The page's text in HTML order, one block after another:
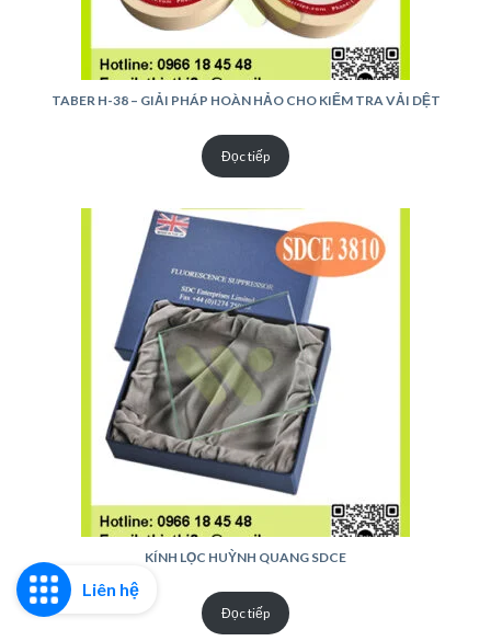
TABER H-38 – GIẢI PHÁP HOÀN HẢO CHO KIỂM TRA VẢI DỆT
Đọc tiếp
KÍNH LỌC HUỲNH QUANG SDCE
Đọc tiếp
Liên hệ